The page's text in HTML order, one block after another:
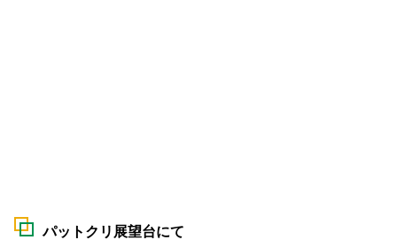
パットクリ展望台にて